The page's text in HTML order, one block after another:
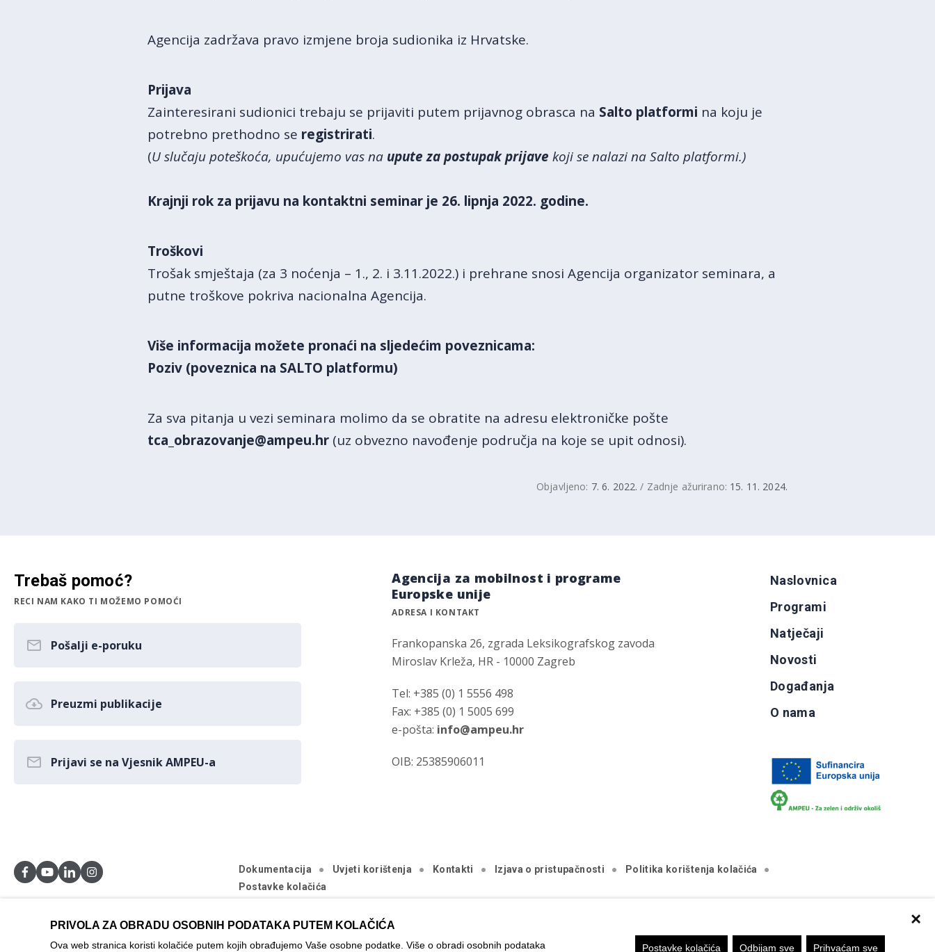
×
PRIVOLA ZA OBRADU OSOBNIH PODATAKA PUTEM KOLAČIĆA
Ova web stranica koristi kolačiće putem kojih obrađujemo Vaše osobne podatke. Više o obradi osobnih podataka Postavke kolačića Odbijam sve Prihvaćam sve
Agencija zadržava pravo izmjene broja sudionika iz Hrvatske.
Prijava
Zainteresirani sudionici trebaju se prijaviti putem prijavnog obrasca na Salto platformi na koju je
potrebno prethodno se registrirati.
(U slučaju poteškoća, upućujemo vas na upute za postupak prijave koji se nalazi na Salto platformi.)
Krajnji rok za prijavu na kontaktni seminar je 26. lipnja 2022. godine.
Troškovi
Trošak smještaja (za 3 noćenja – 1., 2. i 3.11.2022.) i prehrane snosi Agencija organizator seminara, a
putne troškove pokriva nacionalna Agencija.
Više informacija možete pronaći na sljedećim poveznicama:
Poziv (poveznica na SALTO platformu)
Za sva pitanja u vezi seminara molimo da se obratite na adresu elektroničke pošte
tca_obrazovanje@ampeu.hr (uz obvezno navođenje područja na koje se upit odnosi).
Objavljeno: 7. 6. 2022. / Zadnje ažurirano: 15. 11. 2024.
Trebaš pomoć?
RECI NAM KAKO TI MOŽEMO POMOĆI
Pošalji e-poruku
Preuzmi publikacije
Prijavi se na Vjesnik AMPEU-a
Agencija za mobilnost i programe
Europske unije
ADRESA I KONTAKT
Frankopanska 26, zgrada Leksikografskog zavoda
Miroslav Krleža, HR - 10000 Zagreb
Tel: +385 (0) 1 5556 498
Fax: +385 (0) 1 5005 699
e-pošta: info@ampeu.hr
OIB: 25385906011
Naslovnica
Programi
Natječaji
Novosti
Događanja
O nama
Dokumentacija Uvjeti korištenja Kontakti Izjava o pristupačnosti
Politika korištenja kolačića
Postavke kolačića
Ova mrežna stranica je ostvarena uz financijsku potporu Europske komisije. Ona izražava isključivo stajalište autora mrežne stranice i Komisija